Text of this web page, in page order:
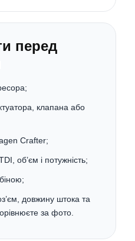
перед
клапана або
Crafter;
об’єм і потужність;
довжину штока та
за фото.